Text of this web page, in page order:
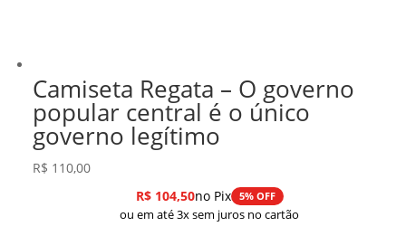
Camiseta Regata – O governo
popular central é o único
governo legítimo
R$ 110,00
R$104,50no Pix 5% OFF
ou em até 3x sem juros no cartão